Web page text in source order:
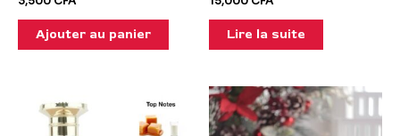
Ajouter au panier Lire la suite